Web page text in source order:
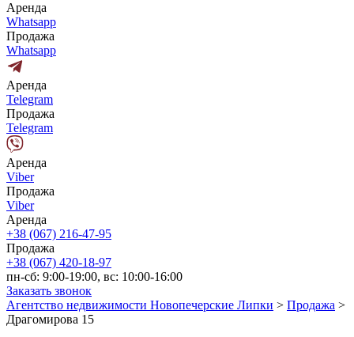
Аренда
Whatsapp
Продажа
Whatsapp
Аренда
Telegram
Продажа
Telegram
Аренда
Viber
Продажа
Viber
Аренда
+38 (067) 216-47-95
Продажа
+38 (067) 420-18-97
пн-сб: 9:00-19:00, вс: 10:00-16:00
Заказать звонок
Агентство недвижимости Новопечерские Липки > Продажа >
Драгомирова 15